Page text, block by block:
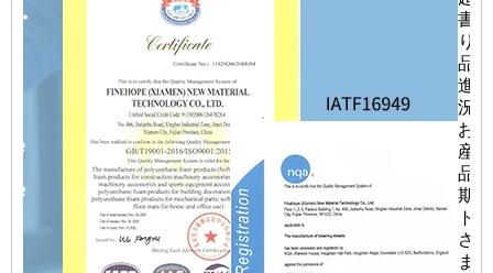
書
り
品
進
況
お
産
品
期
ト
さ
ま